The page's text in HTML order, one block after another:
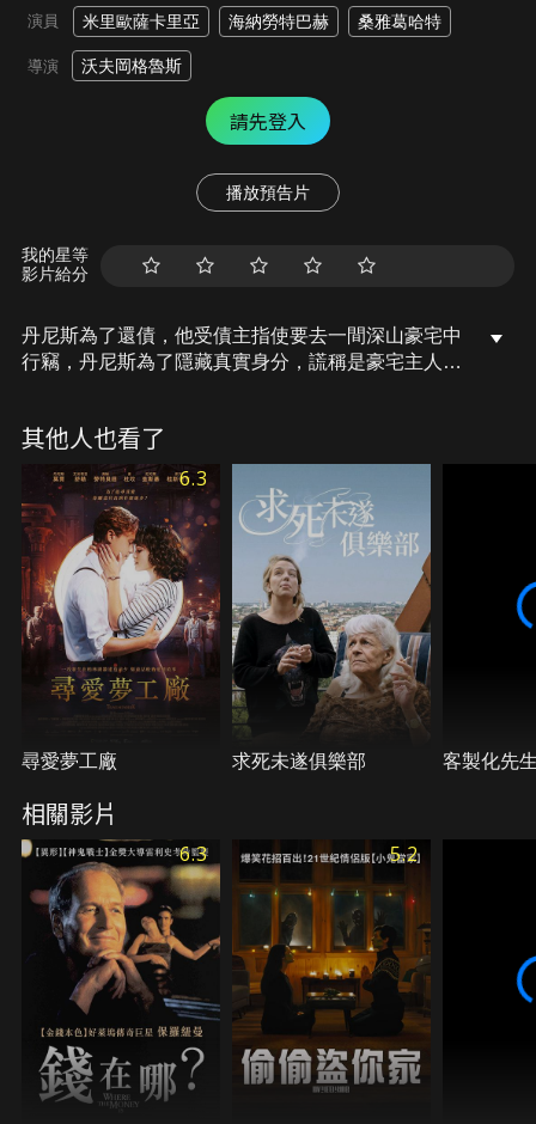
演員 米里歐薩卡里亞 海納勞特巴赫 桑雅葛哈特
導演 沃夫岡格魯斯
請先登入
播放預告片
我的星等
影片給分
丹尼斯為了還債，他受債主指使要去一間深山豪宅中
行竊，丹尼斯為了隱藏真實身分，謊稱是豪宅主人雷
能阻止丹尼斯的搶劫計畫並且守護孫女夏洛特的安危
嗎？化身為假看護的丹尼斯，能逃過「難搞阿公」雷
蒙的糾纏嗎？而一心只想離開大宅的夏洛特，能識破
假看護的真目的嗎？困於暴風雪中的三人各懷鬼胎，
爆笑有趣的諜對諜即將展開！
其他人也看了
6.3
尋愛夢工廠 求死未遂俱樂部 客製化先
相關影片
6.3 5.2